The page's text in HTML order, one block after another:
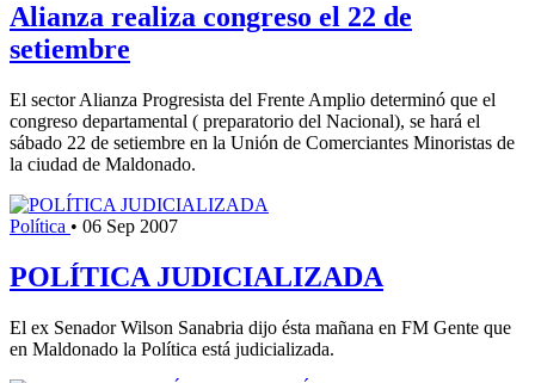
Alianza realiza congreso el 22 de
setiembre
El sector Alianza Progresista del Frente Amplio determinó que el
congreso departamental ( preparatorio del Nacional), se hará el
sábado 22 de setiembre en la Unión de Comerciantes Minoristas de
la ciudad de Maldonado.
Política • 06 Sep 2007
POLÍTICA JUDICIALIZADA
El ex Senador Wilson Sanabria dijo ésta mañana en FM Gente que
en Maldonado la Política está judicializada.